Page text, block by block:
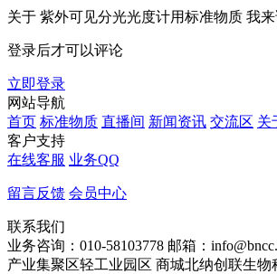
关于 紫外可见分光光度计用标准物质 我
登录后才可以评论
立即登录
网站导航
首页 标准物质 直播间 新闻资讯 交流区 关
客户支持
在线客服 业务QQ
留言反馈 会员中心
联系我们
业务咨询：010-58103778 邮箱：
产业集聚区轻工业园区 商城北纳创联生物